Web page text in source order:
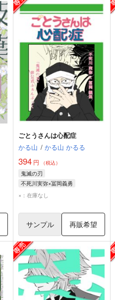
ごとうさんは心配症
かる山 / かる山 かるる
394円 （税込）
鬼滅の刃
不死川実弥×冨岡義勇
不死川実弥
×：在庫なし
サンプル 再販希望